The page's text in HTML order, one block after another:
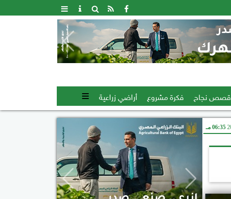
قصص نجاح فكرة مشروع أراضي زراعية
06:35 مـ